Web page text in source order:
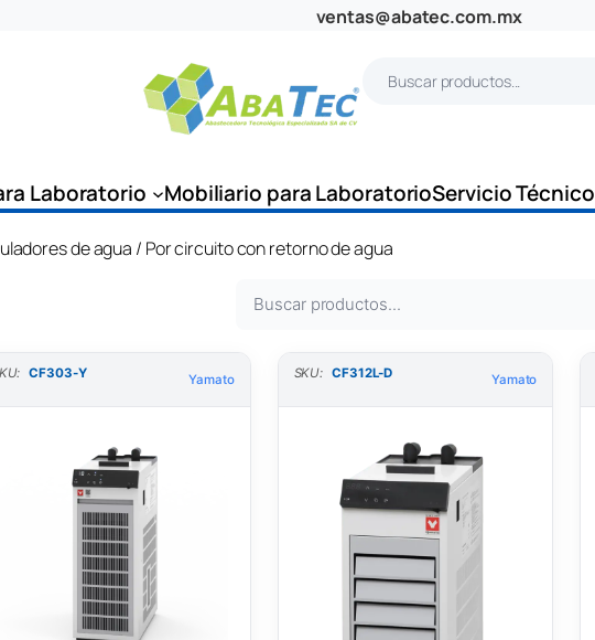
ventas@abatec.com.mx
a
Laboratorio Mobiliario para LaboratorioServicio Técnico
de agua / Por circuito con retorno de agua
s
CF303-Y Yamato SKU: CF312L-D Yamato